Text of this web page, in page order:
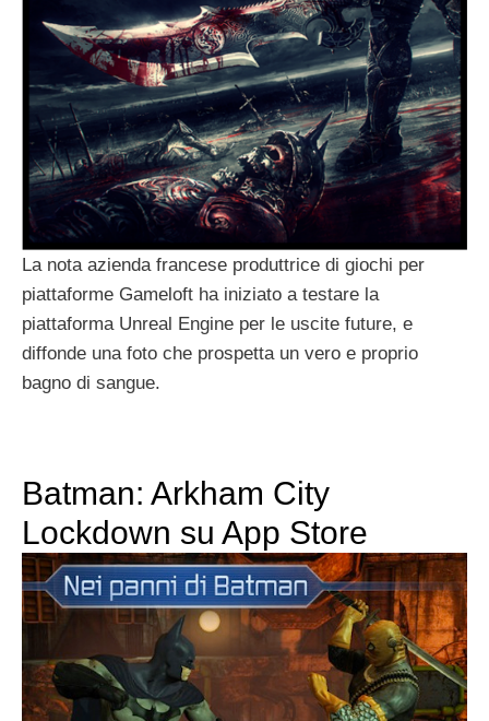
La nota azienda francese produttrice di giochi per
piattaforme Gameloft ha iniziato a testare la
piattaforma Unreal Engine per le uscite future, e
diffonde una foto che prospetta un vero e proprio
bagno di sangue.
Batman: Arkham City
Lockdown su App Store